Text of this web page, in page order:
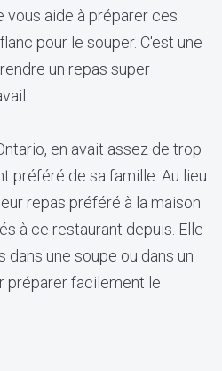
aide à préparer ces
pour le souper. C'est une
un repas super
en avait assez de trop
préféré de sa famille. Au lieu
repas préféré à la maison
à ce restaurant depuis. Elle
une soupe ou dans un
préparer facilement le